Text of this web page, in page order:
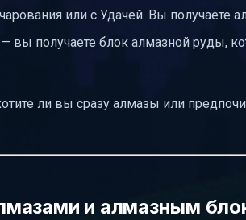
или с Удачей. Вы получаете
— вы получаете блок алмазной руды,
ли вы сразу алмазы или
и алмазным